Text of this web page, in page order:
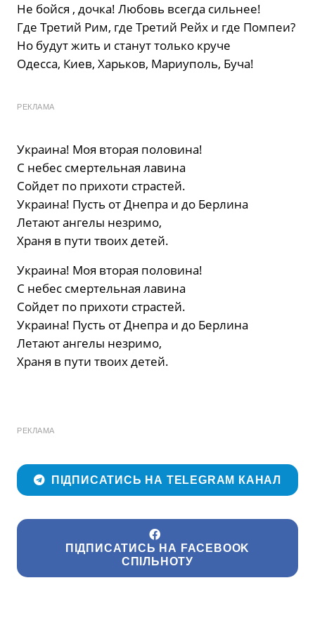
Не бойся , дочка! Любовь всегда сильнее!
Где Третий Рим, где Третий Рейх и где Помпеи?
Но будут жить и станут только круче
Одесса, Киев, Харьков, Мариуполь, Буча!
РЕКЛАМА
Украина! Моя вторая половина!
С небес смертельная лавина
Сойдет по прихоти страстей.
Украина! Пусть от Днепра и до Берлина
Летают ангелы незримо,
Храня в пути твоих детей.
Украина! Моя вторая половина!
С небес смертельная лавина
Сойдет по прихоти страстей.
Украина! Пусть от Днепра и до Берлина
Летают ангелы незримо,
Храня в пути твоих детей.
РЕКЛАМА
ПІДПИСАТИСЬ НА TELEGRAM КАНАЛ
ПІДПИСАТИСЬ НА FACEBOOK
СПІЛЬНОТУ